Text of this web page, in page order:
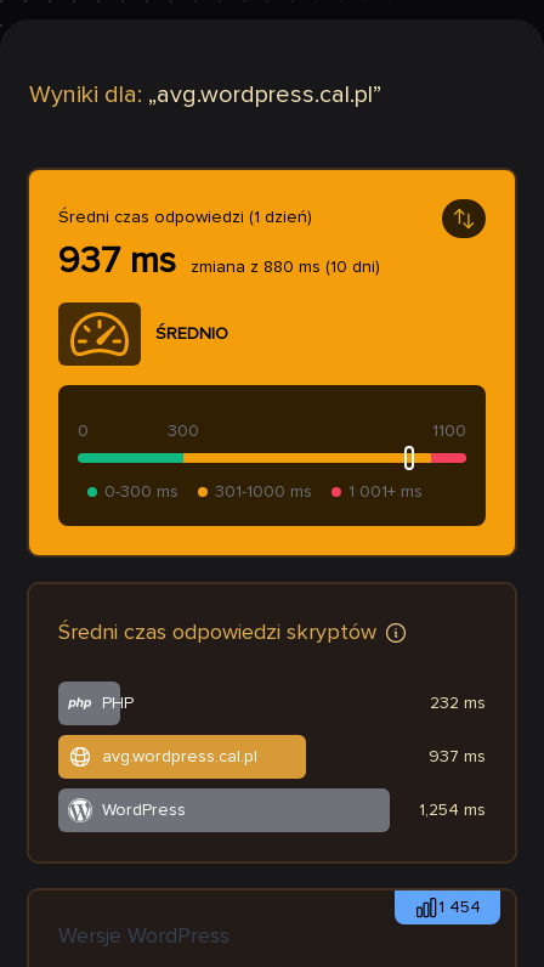
Wyniki dla: „avg.wordpress.cal.pl ”
Średni czas odpowiedzi (1 dzień)
937ms zmiana z 880 ms (10 dni)
ŚREDNIO
300
0 1100
0-300 ms 301-1000 ms 1 001+ ms
Średni czas odpowiedzi skryptów
PHP
avg.wordpress.cal.pl
WordPress
232 ms
937 ms
1,254 ms
Wersje WordPress
1 454